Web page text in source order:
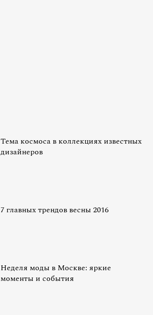
Тема космоса в коллекциях известных
дизайнеров
7 главных трендов весны 2016
Неделя моды в Москве: яркие
моменты и события